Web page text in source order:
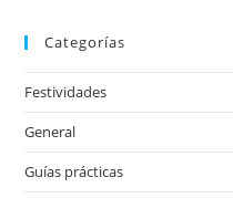
Categorías
Festividades
General
Guías prácticas